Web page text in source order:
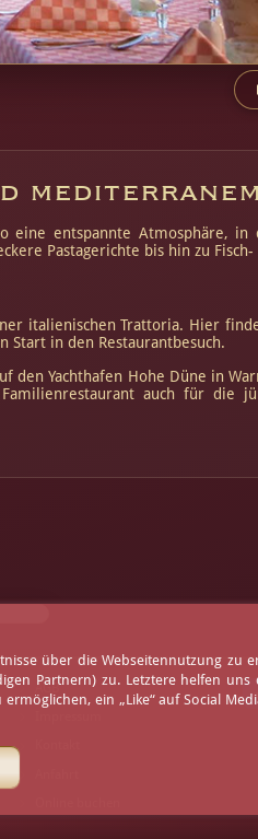
eine entspannte Atmosphäre,
Pastagerichte bis hin zu Fisch-
italienischen Trattoria. Hier
Start in den Restaurantbesuch.
den Yachthafen Hohe Düne in
auch für die
AGB
über die Webseitennutzung zu
Partnern) zu. Letztere helfen uns
ein „Like“ auf Social